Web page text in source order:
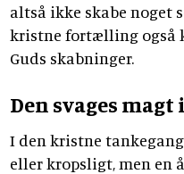
altså ikke skabe noget
kristne fortælling også
Guds skabninger.
Den svages
I den kristne
eller kropsligt, men en